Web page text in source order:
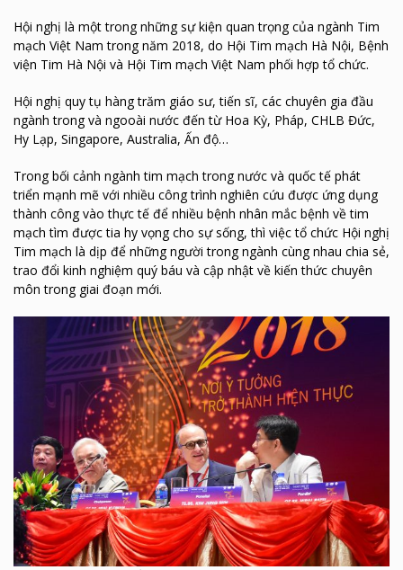
Hội nghị là một trong những sự kiện quan trọng của ngành Tim
mạch Việt Nam trong năm 2018, do Hội Tim mạch Hà Nội, Bệnh
viện Tim Hà Nội và Hội Tim mạch Việt Nam phối hợp tổ chức.
Hội nghị quy tụ hàng trăm giáo sư, tiến sĩ, các chuyên gia đầu
ngành trong và ngooài nước đến từ Hoa Kỳ, Pháp, CHLB Đức,
Hy Lạp, Singapore, Australia, Ấn độ…
Trong bối cảnh ngành tim mạch trong nước và quốc tế phát
triển mạnh mẽ với nhiều công trình nghiên cứu được ứng dụng
thành công vào thực tế để nhiều bệnh nhân mắc bệnh về tim
mạch tìm được tia hy vọng cho sự sống, thì việc tổ chức Hội nghị
Tim mạch là dịp để những người trong ngành cùng nhau chia sẻ,
trao đổi kinh nghiệm quý báu và cập nhật về kiến thức chuyên
môn trong giai đoạn mới.